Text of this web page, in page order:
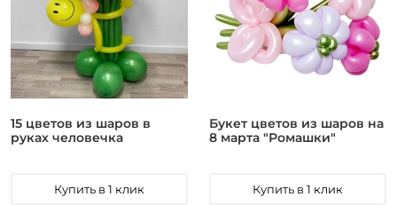
15 цветов из шаров в
руках человечка
Купить в 1 клик
Букет цветов из шаров на
8 марта "Ромашки"
Купить в 1 клик